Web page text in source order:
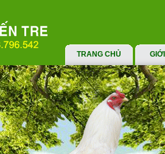
TRANG CHỦ